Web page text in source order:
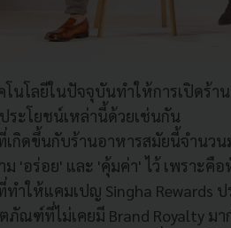
โนโลยีในปัจจุบันทำให้การเปิดร้า
ระโยชน์เหล่านี้ด้วยเช่นกัน
เกิดขึ้นกับร้านอาหารสมัยนี้จำนว
ม 'อร่อย' และ 'คุ้มค่า' ไว้ เพราะคื
ทำให้แคมเปญ Singha Rewards
ภัณฑ์ที่ไม่เคยมี Brand Royalty ม